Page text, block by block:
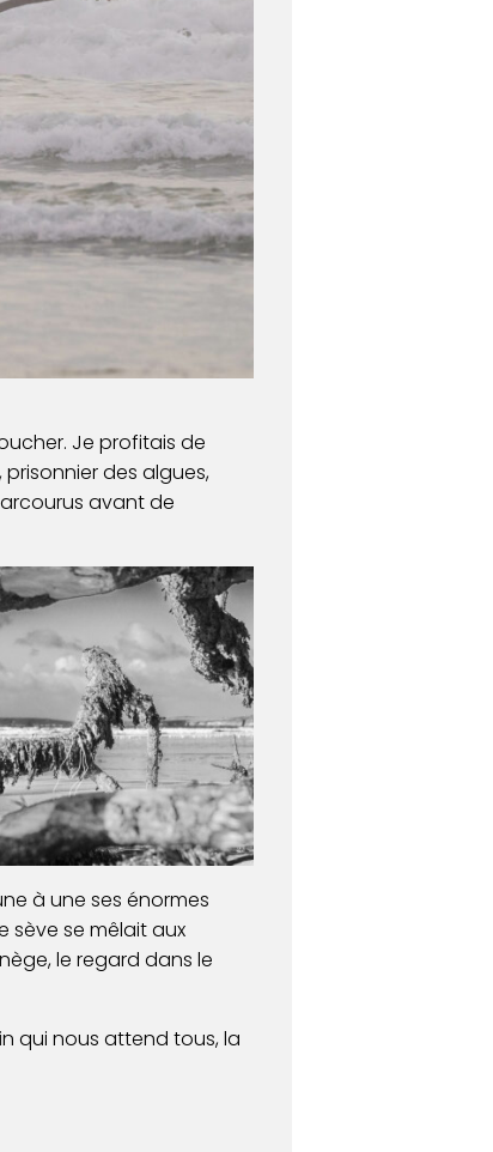
Je profitais de
des algues,
avant de
à une ses énormes
sève se mêlait aux
le regard dans le
qui nous attend tous, la